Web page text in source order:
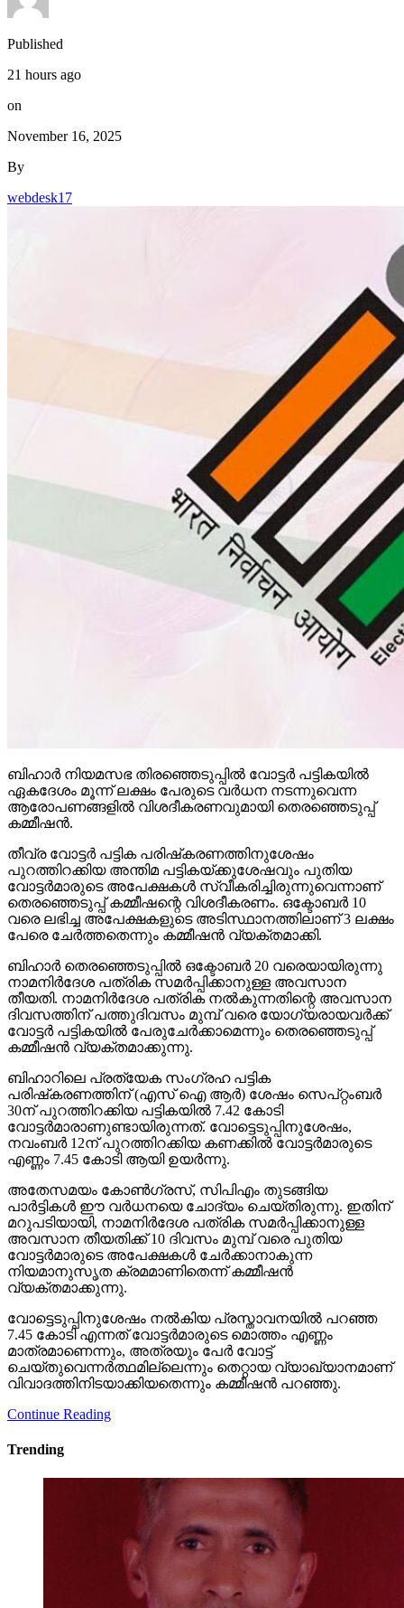
Published
21 hours ago
on
November 16, 2025
By
webdesk17
ബിഹാര്‍ നിയമസഭ തിരഞ്ഞെടുപ്പില്‍ വോട്ടര്‍ പട്ടികയില്‍
ഏകദേശം മൂന്ന് ലക്ഷം പേരുടെ വര്‍ധന നടന്നുവെന്ന
ആരോപണങ്ങളില്‍ വിശദീകരണവുമായി തെരഞ്ഞെടുപ്പ്
കമ്മീഷന്‍.
തീവ്ര വോട്ടര്‍ പട്ടിക പരിഷ്‌കരണത്തിനുശേഷം
പുറത്തിറക്കിയ അന്തിമ പട്ടികയ്ക്കുശേഷവും പുതിയ
വോട്ടര്‍മാരുടെ അപേക്ഷകള്‍ സ്വീകരിച്ചിരുന്നുവെന്നാണ്
തെരഞ്ഞെടുപ്പ് കമ്മീഷന്റെ വിശദീകരണം. ഒക്ടോബര്‍ 10
വരെ ലഭിച്ച അപേക്ഷകളുടെ അടിസ്ഥാനത്തിലാണ് 3 ലക്ഷം
പേരെ ചേര്‍ത്തതെന്നും കമ്മീഷന്‍ വ്യക്തമാക്കി.
ബിഹാര്‍ തെരഞ്ഞെടുപ്പില്‍ ഒക്ടോബര്‍ 20 വരെയായിരുന്നു
നാമനിര്‍ദേശ പത്രിക സമര്‍പ്പിക്കാനുള്ള അവസാന
തീയതി. നാമനിര്‍ദേശ പത്രിക നല്‍കുന്നതിന്റെ അവസാന
ദിവസത്തിന് പത്തുദിവസം മുമ്പ് വരെ യോഗ്യരായവര്‍ക്ക്
വോട്ടര്‍ പട്ടികയില്‍ പേരുചേര്‍ക്കാമെന്നും തെരഞ്ഞെടുപ്പ്
കമ്മീഷന്‍ വ്യക്തമാക്കുന്നു.
ബിഹാറിലെ പ്രത്യേക സംഗ്രഹ പട്ടിക
പരിഷ്‌കരണത്തിന് (എസ് ഐ ആര്‍) ശേഷം സെപ്റ്റംബര്‍
30ന് പുറത്തിറക്കിയ പട്ടികയില്‍ 7.42 കോടി
വോട്ടര്‍മാരാണുണ്ടായിരുന്നത്. വോട്ടെടുപ്പിനുശേഷം,
നവംബര്‍ 12ന് പുറത്തിറക്കിയ കണക്കില്‍ വോട്ടര്‍മാരുടെ
എണ്ണം 7.45 കോടി ആയി ഉയര്‍ന്നു.
അതേസമയം കോണ്‍ഗ്രസ്, സിപിഎം തുടങ്ങിയ
പാര്‍ട്ടികള്‍ ഈ വര്‍ധനയെ ചോദ്യം ചെയ്തിരുന്നു. ഇതിന്
മറുപടിയായി, നാമനിര്‍ദേശ പത്രിക സമര്‍പ്പിക്കാനുള്ള
അവസാന തീയതിക്ക് 10 ദിവസം മുമ്പ് വരെ പുതിയ
വോട്ടര്‍മാരുടെ അപേക്ഷകള്‍ ചേര്‍ക്കാനാകുന്ന
നിയമാനുസൃത ക്രമമാണിതെന്ന് കമ്മീഷന്‍
വ്യക്തമാക്കുന്നു.
വോട്ടെടുപ്പിനുശേഷം നല്‍കിയ പ്രസ്താവനയില്‍ പറഞ്ഞ
7.45 കോടി എന്നത് വോട്ടര്‍മാരുടെ മൊത്തം എണ്ണം
മാത്രമാണെന്നും, അത്രയും പേര്‍ വോട്ട്
ചെയ്തുവെന്നര്‍ത്ഥമില്ലെന്നും തെറ്റായ വ്യാഖ്യാനമാണ്
വിവാദത്തിനിടയാക്കിയതെന്നും കമ്മീഷന്‍ പറഞ്ഞു.
Continue Reading
Trending